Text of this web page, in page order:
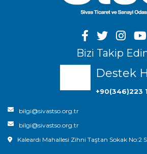
Bizi Takip
Destek
+90(346)223
bilgi@sivastso.org.tr
bilgi@sivastso.org.tr
Kaleardı Mahallesi Zihni Taştan Sokak No:2